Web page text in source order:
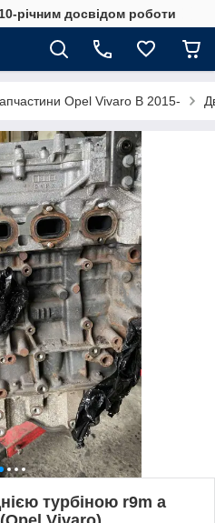
річним досвідом роботи
Opel Vivaro B 2015-
турбіною r9m a